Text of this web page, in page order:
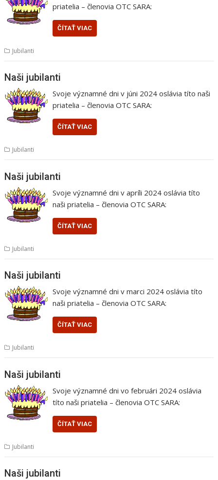
priatelia – členovia OTC SARA:
ČÍTAŤ VIAC
Jubilanti
Naši jubilanti
Svoje významné dni v júni 2024 oslávia títo naši
priatelia – členovia OTC SARA:
ČÍTAŤ VIAC
Jubilanti
Naši jubilanti
Svoje významné dni v apríli 2024 oslávia títo
naši priatelia – členovia OTC SARA:
ČÍTAŤ VIAC
Jubilanti
Naši jubilanti
Svoje významné dni v marci 2024 oslávia títo
naši priatelia – členovia OTC SARA:
ČÍTAŤ VIAC
Jubilanti
Naši jubilanti
Svoje významné dni vo februári 2024 oslávia
títo naši priatelia – členovia OTC SARA:
ČÍTAŤ VIAC
Jubilanti
Naši jubilanti